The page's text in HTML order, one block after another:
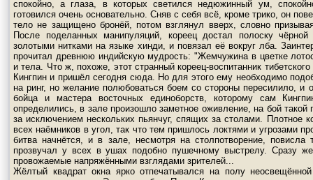
спокойно, а глаза, в которых светился недюжинный ум,
готовился очень основательно. Сняв с себя всё, кроме трико, он
тело не защищено бронёй, потом взглянул вверх, словно
После поделанных манипуляций, кореец достал полоску
золотыми нитками на языке хинди, и повязал её вокруг лба.
прочитал древнюю индийскую мудрость: "Жемчужина в цветке
и тела. Что ж, похоже, этот странный кореец-воспитанник
Кингпин и пришёл сегодня сюда. Но для этого ему необходимо
на ринг, но желание полюбоваться боем со стороны пересилило,
бойца и мастера восточных единоборств, которому сам
определились, в зале произошло заметное оживление, на бой
за исключением нескольких пьянчуг, спящих за столами. Плотное
всех наёмников в угол, так что тем пришлось локтями и угрозами
битва начнётся, и в зале, несмотря на столпотворение,
прозвучал у всех в ушах подобно пушечному выстрелу. Сразу
провожаемые напряжёнными взглядами зрителей...
Жёлтый квадрат окна ярко отпечатывался на полу